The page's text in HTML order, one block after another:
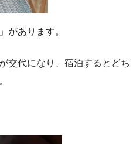
があります。
交代になり、宿泊するとどち